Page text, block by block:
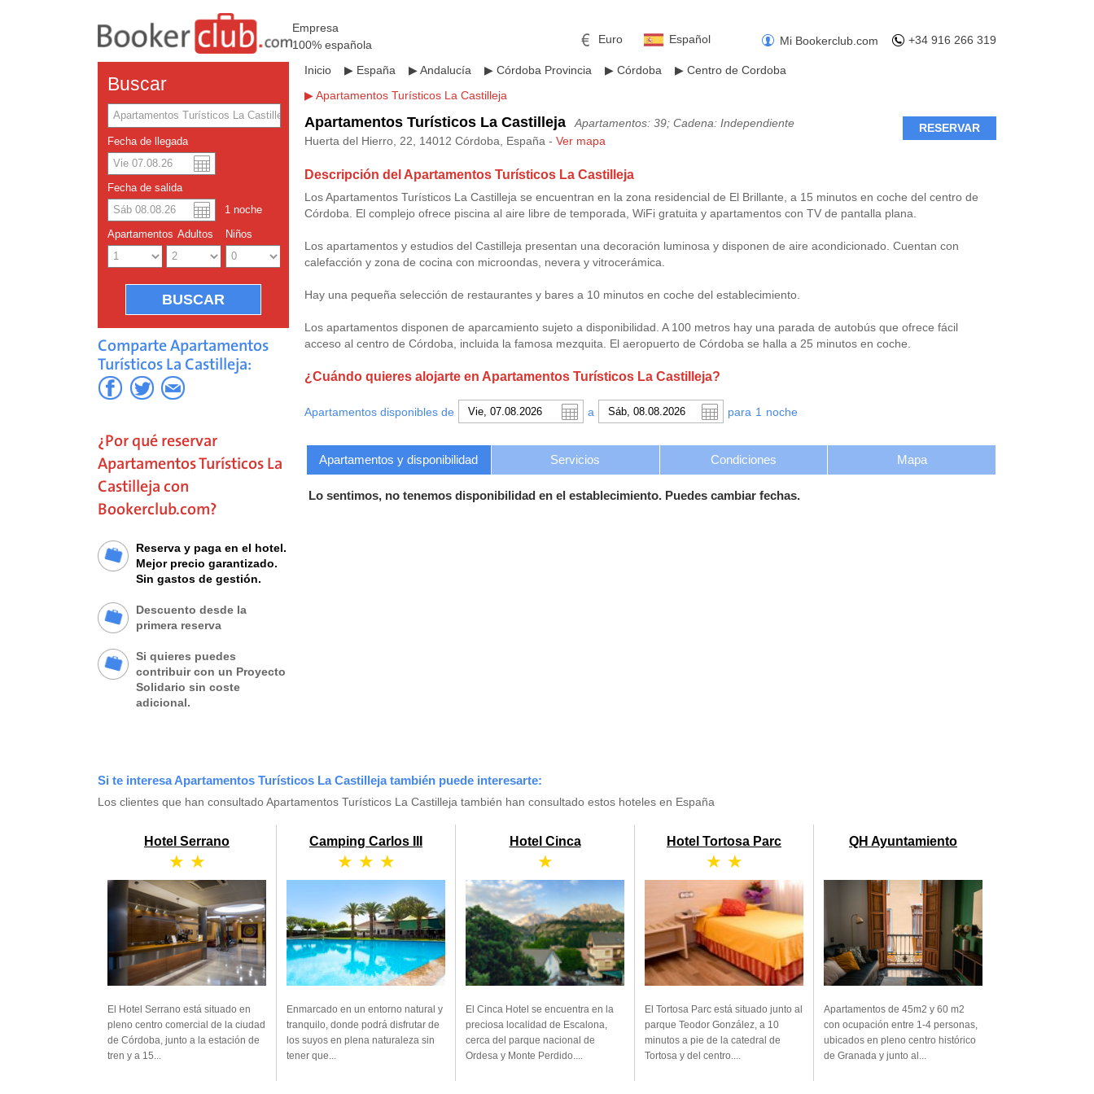
Empresa
100% española
+34 916 266 319
Mi Bookerclub.com
Español
English
Euro
Dolar americano Libra esterlina
Yuan chino Yen japonés Peso mexicano
Buscar
Fecha de llegada
Fecha de salida
1 noche
Apartamentos Adultos Niños
Comparte Apartamentos
Turísticos La Castilleja:
¿Por qué reservar
Apartamentos Turísticos La
Castilleja con
Bookerclub.com?
Reserva y paga en el hotel.
Mejor precio garantizado.
Sin gastos de gestión.
Descuento desde la
primera reserva
Si quieres puedes
contribuir con un Proyecto
Solidario sin coste
adicional.
Inicio ▶ España ▶Andalucía ▶ Córdoba Provincia ▶ Córdoba ▶ Centro de Cordoba
▶Apartamentos Turísticos La Castilleja
Apartamentos Turísticos La Castilleja
Apartamentos: 39; Cadena: Independiente
Huerta del Hierro, 22, 14012 Córdoba, España - Ver mapa
RESERVAR
Descripción del Apartamentos Turísticos La Castilleja
Los Apartamentos Turísticos La Castilleja se encuentran en la zona residencial de El Brillante, a 15 minutos en coche del centro de
Córdoba. El complejo ofrece piscina al aire libre de temporada, WiFi gratuita y apartamentos con TV de pantalla plana.
Los apartamentos y estudios del Castilleja presentan una decoración luminosa y disponen de aire acondicionado. Cuentan con
calefacción y zona de cocina con microondas, nevera y vitrocerámica.
Hay una pequeña selección de restaurantes y bares a 10 minutos en coche del establecimiento.
Los apartamentos disponen de aparcamiento sujeto a disponibilidad. A 100 metros hay una parada de autobús que ofrece fácil
acceso al centro de Córdoba, incluida la famosa mezquita. El aeropuerto de Córdoba se halla a 25 minutos en coche.
¿Cuándo quieres alojarte en Apartamentos Turísticos La Castilleja?
Apartamentos disponibles de a para 1 noche
Apartamentos y disponibilidad Servicios Condiciones Mapa
Lo sentimos, no tenemos disponibilidad en el establecimiento. Puedes cambiar fechas.
Si te interesa Apartamentos Turísticos La Castilleja también puede interesarte:
Los clientes que han consultado Apartamentos Turísticos La Castilleja también han consultado estos hoteles en España
Hotel Serrano
★ ★
El Hotel Serrano está situado en
pleno centro comercial de la ciudad
de Córdoba, junto a la estación de
tren y a 15...
Camping Carlos III
★ ★ ★
Enmarcado en un entorno natural y
tranquilo, donde podrá disfrutar de
los suyos en plena naturaleza sin
tener que...
Hotel Cinca
★
El Cinca Hotel se encuentra en la
preciosa localidad de Escalona, ​​
cerca del parque nacional de
Ordesa y Monte Perdido....
Hotel Tortosa Parc
★ ★
El Tortosa Parc está situado junto al
parque Teodor González, a 10
minutos a pie de la catedral de
Tortosa y del centro....
QH Ayuntamiento
Apartamentos de 45m2 y 60 m2
con ocupación entre 1-4 personas,
ubicados en pleno centro histórico
de Granada y junto al...